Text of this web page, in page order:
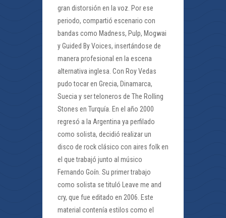
gran distorsión en la voz. Por ese
periodo, compartió escenario con
bandas como Madness, Pulp, Mogwai
y Guided By Voices, insertándose de
manera profesional en la escena
alternativa inglesa. Con Roy Vedas
pudo tocar en Grecia, Dinamarca,
Suecia y ser teloneros de The Rolling
Stones en Turquía. En el año 2000
regresó a la Argentina ya perfilado
como solista, decidió realizar un
disco de rock clásico con aires folk en
el que trabajó junto al músico
Fernando Goín. Su primer trabajo
como solista se tituló Leave me and
cry, que fue editado en 2006. Este
material contenía estilos como el